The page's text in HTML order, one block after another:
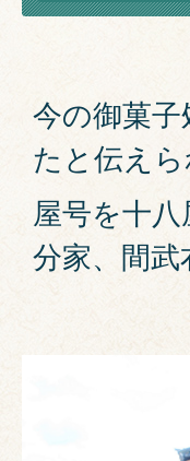
今の御菓
たと伝え
屋号を十
分家、間